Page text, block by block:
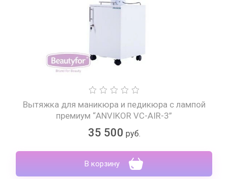
Вытяжка для маникюра и педикюра с лампой
премиум “ANVIKOR VC-AIR-3”
35 500 руб.
В корзину